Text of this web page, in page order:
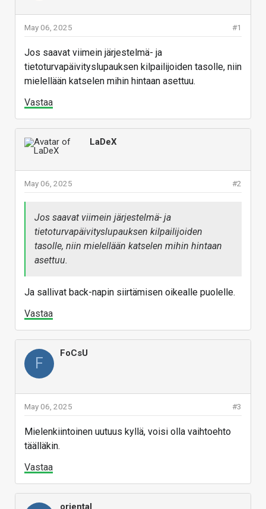
#1
May 06, 2025
Jos saavat viimein järjestelmä- ja
tietoturvapäivityslupauksen kilpailijoiden tasolle, niin
mielellään katselen mihin hintaan asettuu.
Vastaa
LaDeX
#2
May 06, 2025
Jos saavat viimein järjestelmä- ja
tietoturvapäivityslupauksen kilpailijoiden
tasolle, niin mielellään katselen mihin hintaan
asettuu.
Ja sallivat back-napin siirtämisen oikealle puolelle.
Vastaa
F
FoCsU
#3
May 06, 2025
Mielenkiintoinen uutuus kyllä, voisi olla vaihtoehto
täälläkin.
Vastaa
oriental